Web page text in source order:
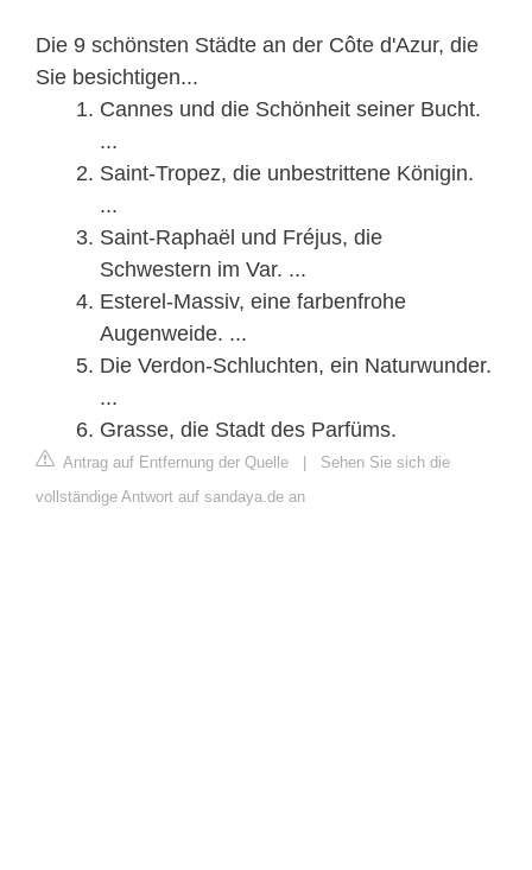
Die 9 schönsten Städte an der Côte d'Azur, die
Sie besichtigen...
Cannes und die Schönheit seiner Bucht.
...
Saint-Tropez, die unbestrittene Königin.
...
Saint-Raphaël und Fréjus, die
Schwestern im Var. ...
Esterel-Massiv, eine farbenfrohe
Augenweide. ...
Die Verdon-Schluchten, ein Naturwunder.
...
Grasse, die Stadt des Parfüms.
Antrag auf Entfernung der Quelle | Sehen Sie sich die
vollständige Antwort auf sandaya.de an